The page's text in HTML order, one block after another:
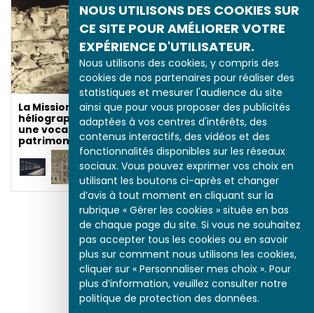
NOUS UTILISONS DES COOKIES SUR
CE SITE POUR AMÉLIORER VOTRE
EXPÉRIENCE D'UTILISATEUR.
Nous utilisons des cookies, y compris des
cookies de nos partenaires pour réaliser des
statistiques et mesurer l'audience du site
ainsi que pour vous proposer des publicités
adaptées à vos centres d'intérêts, des
contenus interactifs, des vidéos et des
fonctionnalités disponibles sur les réseaux
sociaux. Vous pouvez exprimer vos choix en
utilisant les boutons ci-après et changer
d’avis à tout moment en cliquant sur la
rubrique « Gérer les cookies » située en bas
de chaque page du site. Si vous ne souhaitez
pas accepter tous les cookies ou en savoir
plus sur comment nous utilisons les cookies,
cliquer sur « Personnaliser mes choix ». Pour
plus d’information, veuillez consulter notre
politique de protection des données.
La Mission
héliographique de 1851,
un voyage pittoresque
et romantique à
travers l’ancienne
France
La Mission
héliographique de 1851 :
une vocation
patrimoniale
De la place de grève à
la place de l'Hôtel de